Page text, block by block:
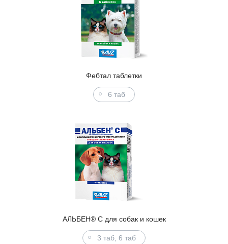
Фебтал таблетки
6 таб
АЛЬБЕН® С для собак и кошек
3 таб, 6 таб